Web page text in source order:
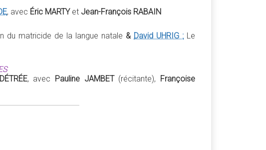
, avec Éric MARTYet Jean-François RABAIN
du matricide de la langue natale & David UHRIG : Le
, avec Pauline JAMBET(récitante), Françoise